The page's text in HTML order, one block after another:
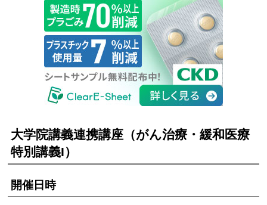
大学院講義連携講座（がん治療・緩和医療
特別講義I）
開催日時